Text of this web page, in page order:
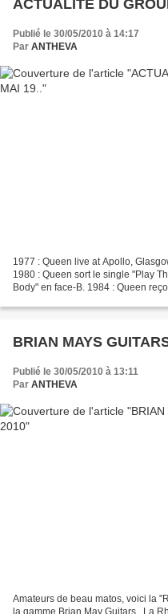
ACTUALITE DU
Publié le 30/05/2010 à 14:17
Par ANTHEVA
1977 : Queen live at Apollo,
1980 : Queen sort le single "Play
Body" en face-B. 1984 : Queen
BRIAN MAYS
Publié le 30/05/2010 à 13:11
Par ANTHEVA
Amateurs de beau matos, voici la